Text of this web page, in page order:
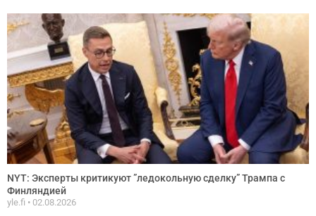
NYT: Эксперты критикуют ”ледокольную сделку” Трампа с
Финляндией
yle.fi 02.08.2026